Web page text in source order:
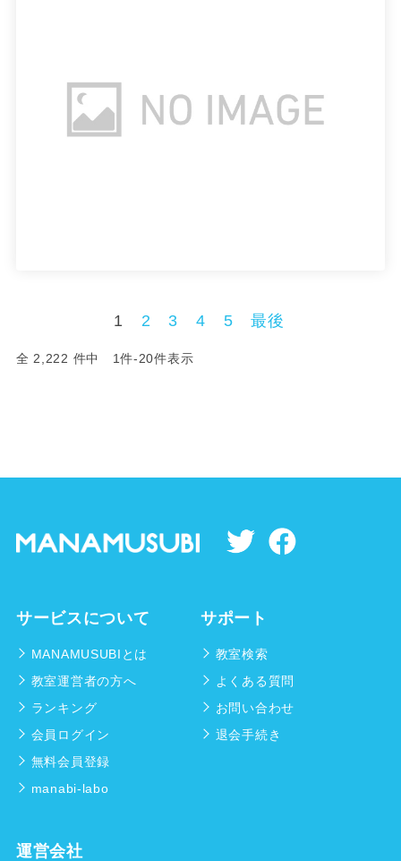
1 2 3 4 5 最後
全 2,222 件中 1件-20件表示
サービスについて
MANAMUSUBIとは
教室運営者の方へ
ランキング
会員ログイン
無料会員登録
manabi-labo
サポート
教室検索
よくある質問
お問い合わせ
退会手続き
運営会社